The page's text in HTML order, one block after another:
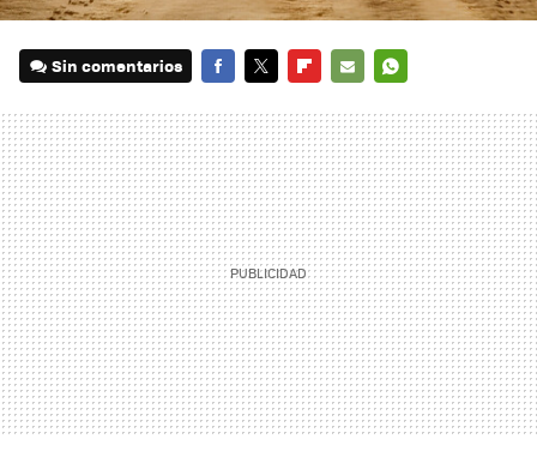
Sin comentarios
MAIL